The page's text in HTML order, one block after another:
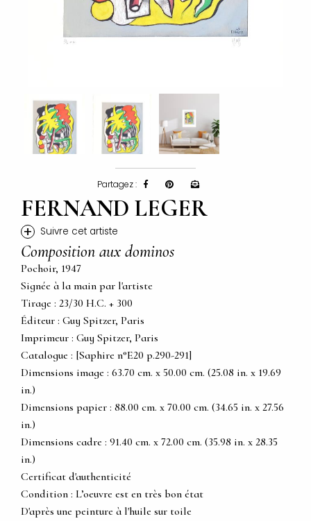
Partagez :
FERNAND LEGER
+ Suivre cet artiste
Composition aux dominos
Pochoir, 1947
Signée à la main par l'artiste
Tirage : 23/30 H.C. + 300
Éditeur : Guy Spitzer, Paris
Imprimeur : Guy Spitzer, Paris
Catalogue : [Saphire n°E20 p.290-291]
Dimensions image : 63.70 cm. x 50.00 cm. (25.08 in. x 19.69
in.)
Dimensions papier : 88.00 cm. x 70.00 cm. (34.65 in. x 27.56
in.)
Dimensions cadre : 91.40 cm. x 72.00 cm. (35.98 in. x 28.35
in.)
Certificat d'authenticité
Condition : L’oeuvre est en très bon état
D'après une peinture à l'huile sur toile